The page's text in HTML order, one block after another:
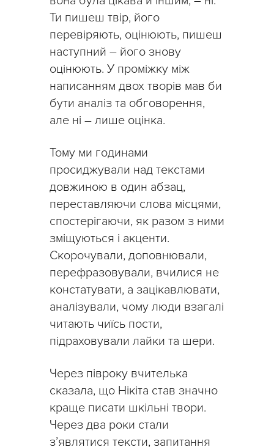
Ти пишеш твір, його
перевіряють, оцінюють, пишеш
наступний – його знову
оцінюють. У проміжку між
написанням двох творів мав би
бути аналіз та обговорення,
але ні – лише оцінка.
Тому ми годинами
просиджували над текстами
довжиною в один абзац,
переставляючи слова місцями,
спостерігаючи, як разом з ними
зміщуються і акценти.
Скорочували, доповнювали,
перефразовували, вчилися не
констатувати, а зацікавлювати,
аналізували, чому люди взагалі
читають чиїсь пости,
підраховували лайки та шери.
Через півроку вчителька
сказала, що Нікіта став значно
краще писати шкільні твори.
Через два роки стали
з’являтися тексти, запитання